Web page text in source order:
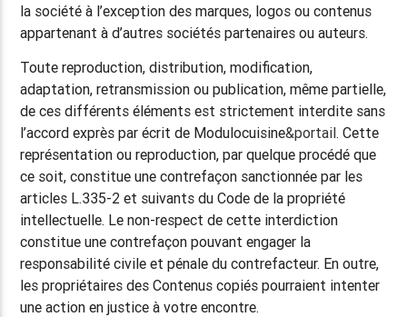
la société à l’exception des marques, logos ou contenus
appartenant à d’autres sociétés partenaires ou auteurs.
Toute reproduction, distribution, modification,
adaptation, retransmission ou publication, même partielle,
de ces différents éléments est strictement interdite sans
l’accord exprès par écrit de Modulocuisine&portail. Cette
représentation ou reproduction, par quelque procédé que
ce soit, constitue une contrefaçon sanctionnée par les
articles L.335-2 et suivants du Code de la propriété
intellectuelle. Le non-respect de cette interdiction
constitue une contrefaçon pouvant engager la
responsabilité civile et pénale du contrefacteur. En outre,
les propriétaires des Contenus copiés pourraient intenter
une action en justice à votre encontre.